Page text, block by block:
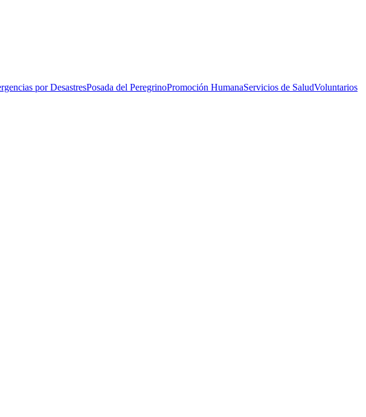
por DesastresPosada del PeregrinoPromoción HumanaServicios de SaludVoluntarios